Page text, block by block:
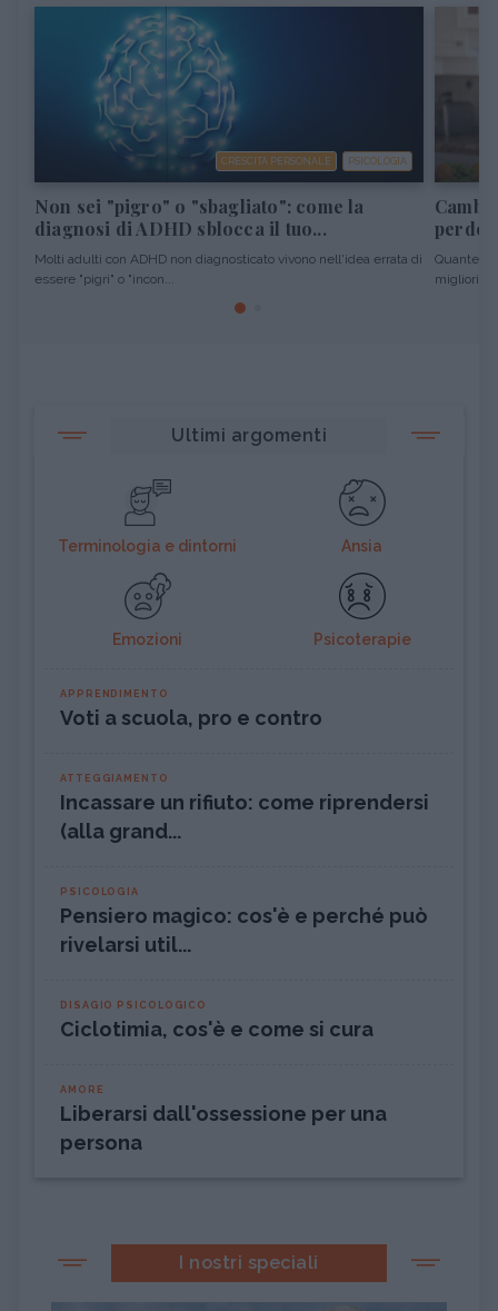
CRESCITA PERSONALE PSICOLOGIA
Non sei "pigro" o "sbagliato": come la
diagnosi di ADHD sblocca il tuo...
Molti adulti con ADHD non diagnosticato vivono nell'idea errata di
essere "pigri" o "incon...
Quante
migliori
Ultimi argomenti
Terminologia e dintorni Ansia
Emozioni Psicoterapie
APPRENDIMENTO
Voti a scuola, pro e contro
ATTEGGIAMENTO
Incassare un rifiuto: come riprendersi
(alla grand...
PSICOLOGIA
Pensiero magico: cos'è e perché può
rivelarsi util...
DISAGIO PSICOLOGICO
Ciclotimia, cos'è e come si cura
AMORE
Liberarsi dall'ossessione per una
persona
I nostri speciali